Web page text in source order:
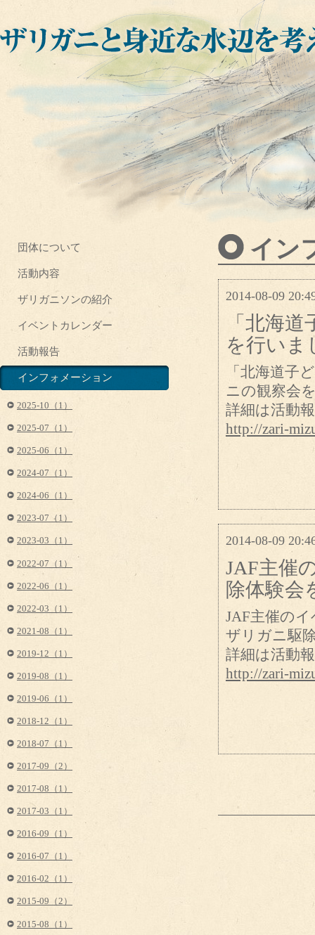
イン
2014-08-09
「北海
を行いま
「北海道子
ニの観察会
詳細は活動
http://zari-
2014-08-09
JAF主催
除体験会
JAF主催の
ザリガニ駆
詳細は活動
http://zari-
団体について
活動内容
ザリガニソンの紹介
イベントカレンダー
活動報告
インフォメーション
2025-10（1）
2025-07（1）
2025-06（1）
2024-07（1）
2024-06（1）
2023-07（1）
2023-03（1）
2022-07（1）
2022-06（1）
2022-03（1）
2021-08（1）
2019-12（1）
2019-08（1）
2019-06（1）
2018-12（1）
2018-07（1）
2017-09（2）
2017-08（1）
2017-03（1）
2016-09（1）
2016-07（1）
2016-02（1）
2015-09（2）
2015-08（1）